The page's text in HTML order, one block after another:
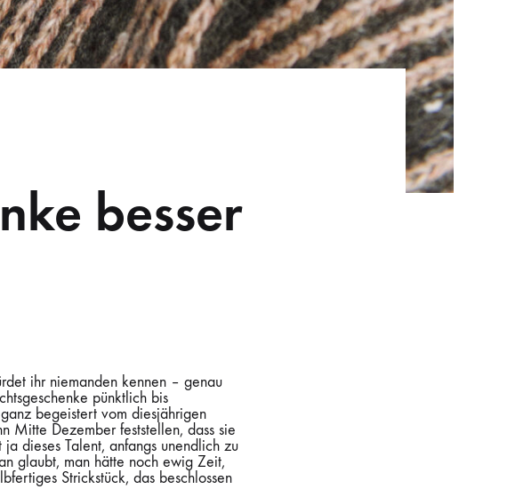
besser
ihr niemanden kennen – genau
pünktlich bis
begeistert vom diesjährigen
Mitte Dezember feststellen, dass sie
dieses Talent, anfangs unendlich zu
glaubt, man hätte noch ewig Zeit,
Strickstück, das beschlossen